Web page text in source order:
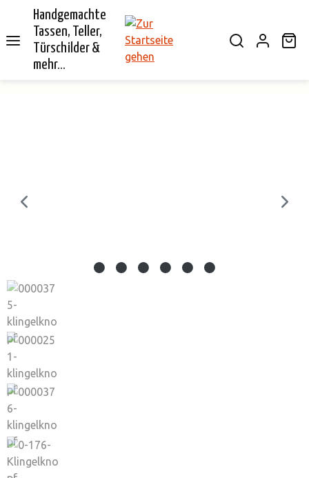
springen
Handgemachte
Tassen, Teller,
Türschilder &
mehr...